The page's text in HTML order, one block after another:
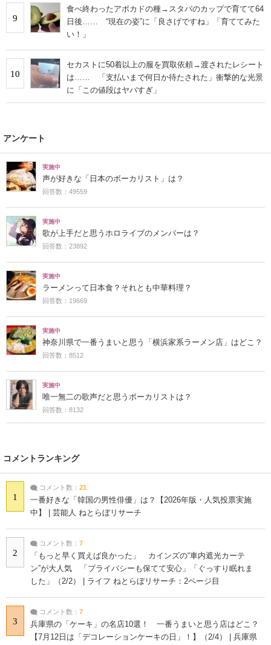
9
食べ終わったアボカドの種→スタバのカップで育てて64
日後…… “現在の姿”に「良さげですね」「育ててみた
い！」
10
セカストに50着以上の服を買取依頼→渡されたレシート
は…… 「支払いまで何日か待たされた」衝撃的な光景
に「この値段はヤバすぎ」
アンケート
実施中
声が好きな「日本のボーカリスト」は？
回答数：49559
実施中
歌が上手だと思うホロライブのメンバーは？
回答数：23892
実施中
ラーメンって日本食？それとも中華料理？
回答数：19669
実施中
神奈川県で一番うまいと思う「横浜家系ラーメン店」はどこ？
回答数：8512
実施中
唯一無二の歌声だと思うボーカリストは？
回答数：8132
コメントランキング
1
コメント数： 21
一番好きな「韓国の男性俳優」は？【2026年版・人気投票実施
中】 | 芸能人 ねとらぼリサーチ
2
コメント数： 7
「もっと早く買えば良かった」 カインズの“車内遮光カーテ
ン”が大人気 「プライバシーも保てて安心」「ぐっすり眠れま
した」（2/2） | ライフ ねとらぼリサーチ：2ページ目
3
コメント数： 7
兵庫県の「ケーキ」の名店10選！ 一番うまいと思う店はどこ？
【7月12日は「デコレーションケーキの日」！】（2/4） | 兵庫県